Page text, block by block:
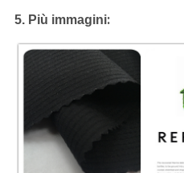
5. Più immagini: